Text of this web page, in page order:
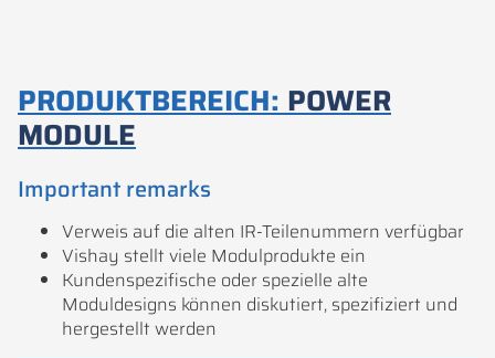
PRODUKTBEREICH: POWER
MODULE
Important remarks
Verweis auf die alten IR-Teilenummern verfügbar
Vishay stellt viele Modulprodukte ein
Kundenspezifische oder spezielle alte
Moduldesigns können diskutiert, spezifiziert und
hergestellt werden